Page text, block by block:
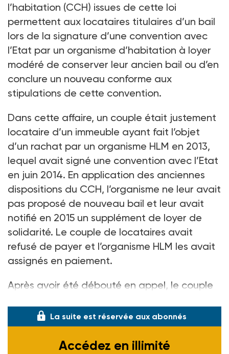
l’habitation (CCH) issues de cette loi
permettent aux locataires titulaires d’un bail
lors de la signature d’une convention avec
l’Etat par un organisme d’habitation à loyer
modéré de conserver leur ancien bail ou d’en
conclure un nouveau conforme aux
stipulations de cette convention.
Dans cette affaire, un couple était justement
locataire d’un immeuble ayant fait l’objet
d’un rachat par un organisme HLM en 2013,
lequel avait signé une convention avec l’Etat
en juin 2014. En application des anciennes
dispositions du CCH, l’organisme ne leur avait
pas proposé de nouveau bail et leur avait
notifié en 2015 un supplément de loyer de
solidarité. Le couple de locataires avait
refusé de payer et l’organisme HLM les avait
assignés en paiement.
Après avoir été débouté en appel, le couple
La suite est réservée aux abonnés
Accédez en illimité